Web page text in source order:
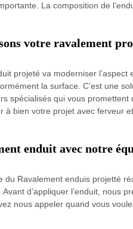
La composition de
votre ravalement
projeté va moderniser
la surface. C’est une
spécialisés qui vous
à bien votre projet avec ferveur
enduit avec notre
du Ravalement enduis projetté
d’appliquer l’enduit, nous
nous appeler quand vous